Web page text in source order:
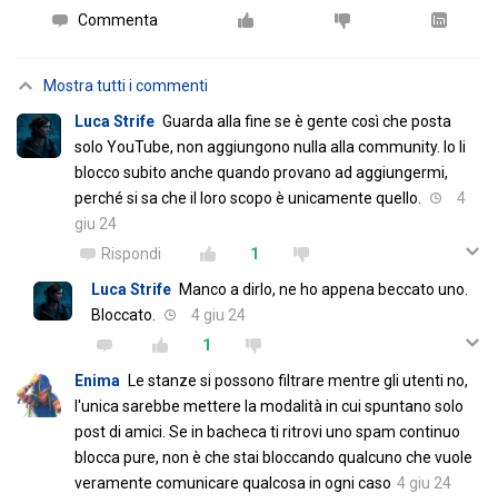
Commenta
Mostra tutti i commenti
Luca Strife Guarda alla fine se è gente così che posta
solo YouTube, non aggiungono nulla alla community. Io li
blocco subito anche quando provano ad aggiungermi,
perché si sa che il loro scopo è unicamente quello.
4
giu 24
Rispondi
1
Luca Strife Manco a dirlo, ne ho appena beccato uno.
Bloccato.
4 giu 24
1
Enima
Le stanze si possono filtrare mentre gli utenti no,
l'unica sarebbe mettere la modalità in cui spuntano solo
post di amici. Se in bacheca ti ritrovi uno spam continuo
blocca pure, non è che stai bloccando qualcuno che vuole
veramente comunicare qualcosa in ogni caso 4 giu 24